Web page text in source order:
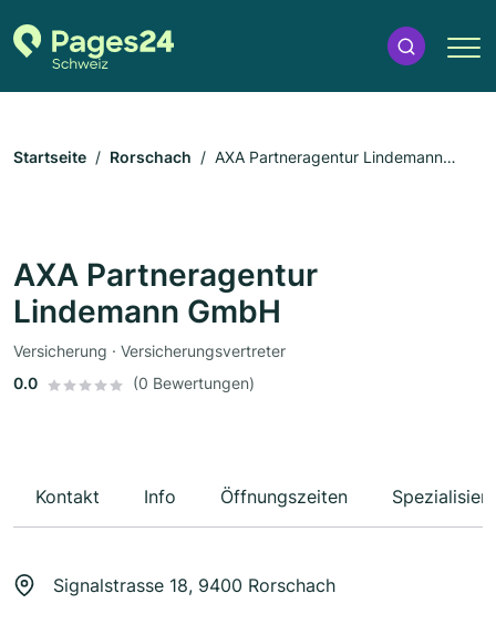
Startseite Rorschach
AXA Partneragentur Lindemann
AXA Partneragentur
Lindemann GmbH
Versicherung · Versicherungsvertreter
0.0
(0 Bewertungen)
Kontakt Info Öffnungszeiten
Signalstrasse 18, 9400 Rorschach